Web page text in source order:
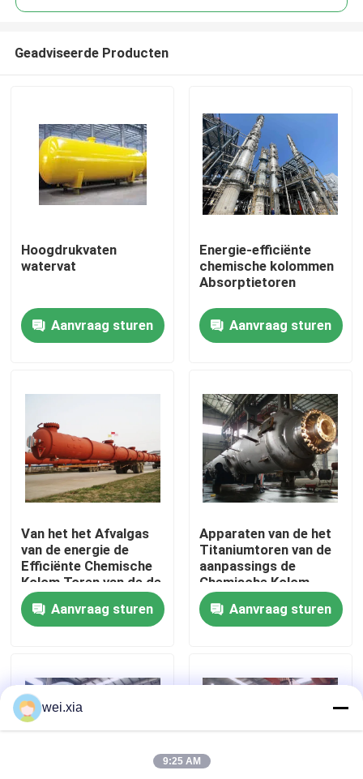
Thuis
Over ons
Kwaliteitscontrole
Neem contact met ons op
Gevallen
Geadviseerde Producten
Hoogdrukvaten
watervat
Aanvraag sturen
Energie-efficiënte
chemische kolommen
Absorptietoren
Aanvraag sturen
Van het het Afvalgas
van de energie de
Efficiënte Chemische
Kolom Toren van de de
Reinigingsabsorptie
Aanvraag sturen
Apparaten van de het
Titaniumtoren van de
aanpassings de
Chemische Kolom
Verticale Horizontale
Aanvraag sturen
wei.xia
9:25 AM